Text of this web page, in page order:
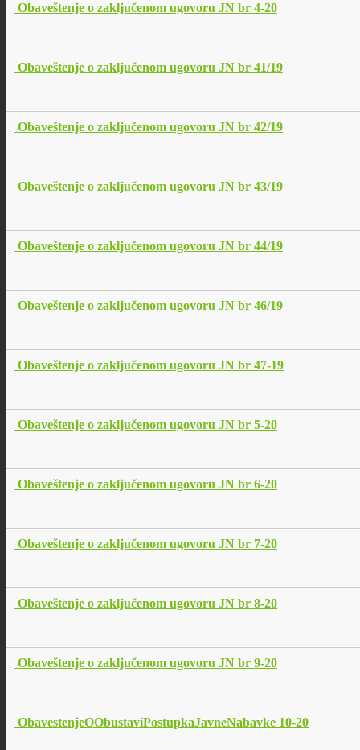
Obaveštenje o zaključenom ugovoru JN br 4-20
Obaveštenje o zaključenom ugovoru JN br 41/19
Obaveštenje o zaključenom ugovoru JN br 42/19
Obaveštenje o zaključenom ugovoru JN br 43/19
Obaveštenje o zaključenom ugovoru JN br 44/19
Obaveštenje o zaključenom ugovoru JN br 46/19
Obaveštenje o zaključenom ugovoru JN br 47-19
Obaveštenje o zaključenom ugovoru JN br 5-20
Obaveštenje o zaključenom ugovoru JN br 6-20
Obaveštenje o zaključenom ugovoru JN br 7-20
Obaveštenje o zaključenom ugovoru JN br 8-20
Obaveštenje o zaključenom ugovoru JN br 9-20
ObavestenjeOObustaviPostupkaJavneNabavke 10-20